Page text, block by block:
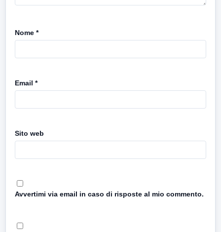
Nome *
Email *
Sito web
Avvertimi via email in caso di risposte al mio commento.